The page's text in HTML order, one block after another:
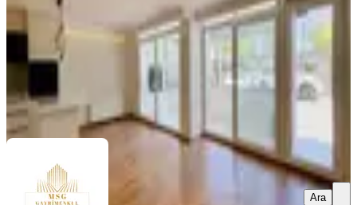
MSG GAYRİMENKUL YATIRIM DANIŞMANLIĞI
AHMET
Ara
Ara